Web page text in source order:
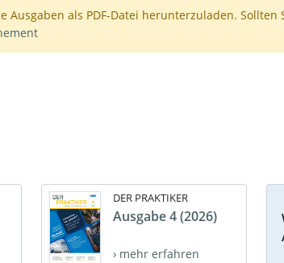
als PDF-Datei herunterzuladen. Sollten
DER PRAKTIKER
Ausgabe 4 (2026)
› mehr erfahren